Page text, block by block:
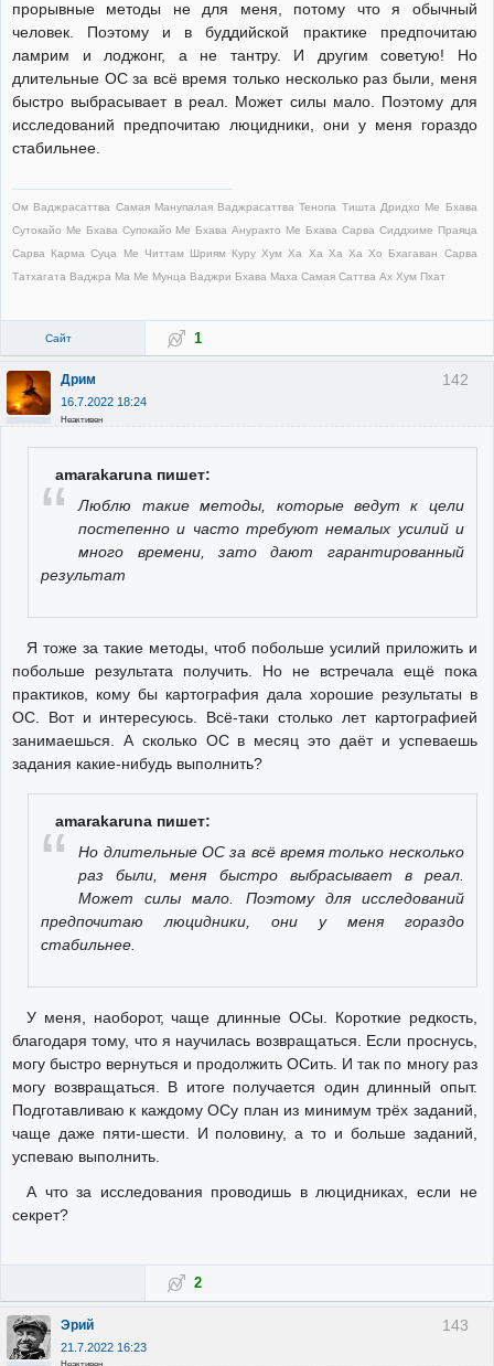
прорывные методы не для меня, потому что я обычный
человек. Поэтому и в буддийской практике предпочитаю
ламрим и лоджонг, а не тантру. И другим советую! Но
длительные ОС за всё время только несколько раз были, меня
быстро выбрасывает в реал. Может силы мало. Поэтому для
исследований предпочитаю люцидники, они у меня гораздо
стабильнее.
Ом Ваджрасаттва Самая Манупалая Ваджрасаттва Тенопа Тишта Дридхо Ме Бхава
Сутокайо Ме Бхава Супокайо Ме Бхава Ануракто Ме Бхава Сарва Сиддхиме Праяца
Сарва Карма Суца Ме Читтам Шриям Куру Хум Ха Ха Ха Ха Хо Бхагаван Сарва
Татхагата Ваджра Ма Ме Мунца Ваджри Бхава Маха Самая Саттва Ах Хум Пхат
Сайт 1
142
Дрим
16.7.2022 18:24
Неактивен
amarakaruna пишет:
Люблю такие методы, которые ведут к цели
постепенно и часто требуют немалых усилий и
много времени, зато дают гарантированный
результат
Я тоже за такие методы, чтоб побольше усилий приложить и
побольше результата получить. Но не встречала ещё пока
практиков, кому бы картография дала хорошие результаты в
ОС. Вот и интересуюсь. Всё-таки столько лет картографией
занимаешься. А сколько ОС в месяц это даёт и успеваешь
задания какие-нибудь выполнить?
amarakaruna пишет:
Но длительные ОС за всё время только несколько
раз были, меня быстро выбрасывает в реал.
Может силы мало. Поэтому для исследований
предпочитаю люцидники, они у меня гораздо
стабильнее.
У меня, наоборот, чаще длинные ОСы. Короткие редкость,
благодаря тому, что я научилась возвращаться. Если проснусь,
могу быстро вернуться и продолжить ОСить. И так по многу раз
могу возвращаться. В итоге получается один длинный опыт.
Подготавливаю к каждому ОСу план из минимум трёх заданий,
чаще даже пяти-шести. И половину, а то и больше заданий,
успеваю выполнить.
А что за исследования проводишь в люцидниках, если не
секрет?
2
143
Эрий
21.7.2022 16:23